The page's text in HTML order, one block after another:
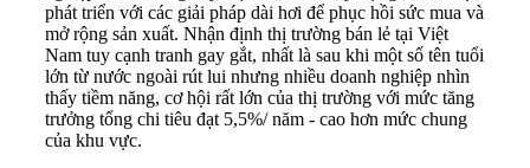
phát triển với các giải pháp dài hơi để phục hồi sức mua và
mở rộng sản xuất. Nhận định thị trường bán lẻ tại Việt
Nam tuy cạnh tranh gay gắt, nhất là sau khi một số tên tuổi
lớn từ nước ngoài rút lui nhưng nhiều doanh nghiệp nhìn
thấy tiềm năng, cơ hội rất lớn của thị trường với mức tăng
trưởng tổng chi tiêu đạt 5,5%/ năm - cao hơn mức chung
của khu vực.